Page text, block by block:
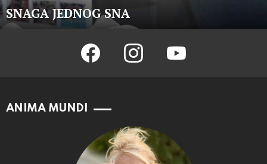
SNAGA JEDNOG SNA
facebook instagram youtube
ANIMA MUNDI